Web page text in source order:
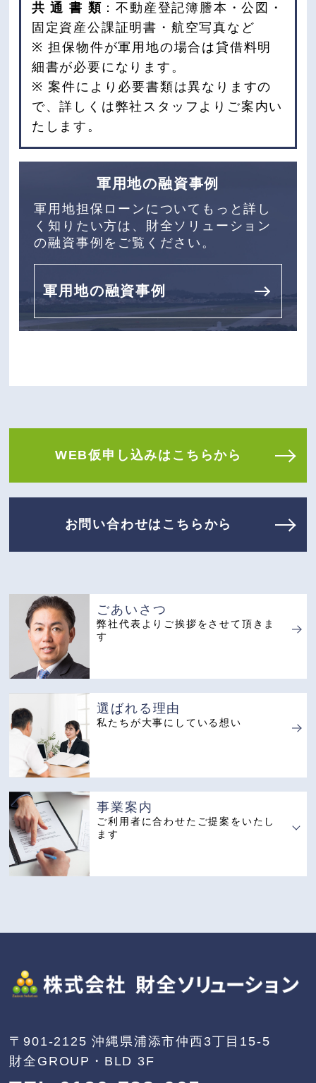
共 通 書 類 ：不動産登記簿謄本・公図・
固定資産公課証明書・航空写真など
※ 担保物件が軍用地の場合は貸借料明
細書が必要になります。
※ 案件により必要書類は異なりますの
で、詳しくは弊社スタッフよりご案内い
たします。
軍用地の融資事例
軍用地担保ローンについてもっと詳し
く知りたい方は、財全ソリューション
の融資事例をご覧ください。
軍用地の融資事例
WEB仮申し込みはこちらから
お問い合わせはこちらから
ごあいさつ
弊社代表よりご挨拶をさせて頂きま
す
選ばれる理由
私たちが大事にしている想い
事業案内
ご利用者に合わせたご提案をいたし
ます
〒901-2125沖縄県浦添市仲西3丁目15-5
財全GROUP・BLD 3F